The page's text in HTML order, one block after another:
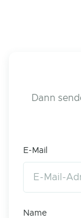
Dann
E-Mail
Name